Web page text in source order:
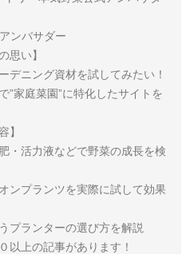
ンバサダー
思い】
デニング資材を試してみたい！
”家庭菜園”に特化したサイトを
】
・活力液などで野菜の成長を検
ンプランツを実際に試して効果
プランターの選び方を解説
以上の記事があります！